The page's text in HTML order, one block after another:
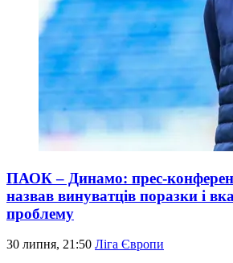
ПАОК – Динамо: прес-
назвав винуватців поразки і
проблему
30 липня, 21:50 Ліга Європи